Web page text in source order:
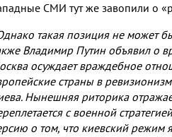
СМИ тут же завопили о
такая позиция не может
Владимир Путин объявил о
осуждает враждебное
страны в
Нынешняя риторика
с военной
о том, что киевский режим